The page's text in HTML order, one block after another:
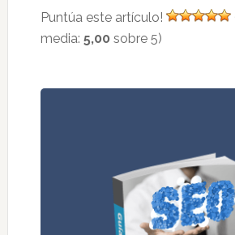
Puntúa este artículo!
media: 5,00 sobre 5)